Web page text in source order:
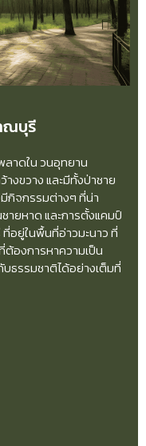
ณบุรี
ลาดใน วนอุทยาน
งขวาง และมีทั้งป่าชาย
กิจกรรมต่างๆ ที่น่า
ายหาด และการตั้งแคมป์
อยู่ในพื้นที่อ่าวมะนาว ที่
ต้องการหาความเป็น
ธรรมชาติได้อย่างเต็มที่